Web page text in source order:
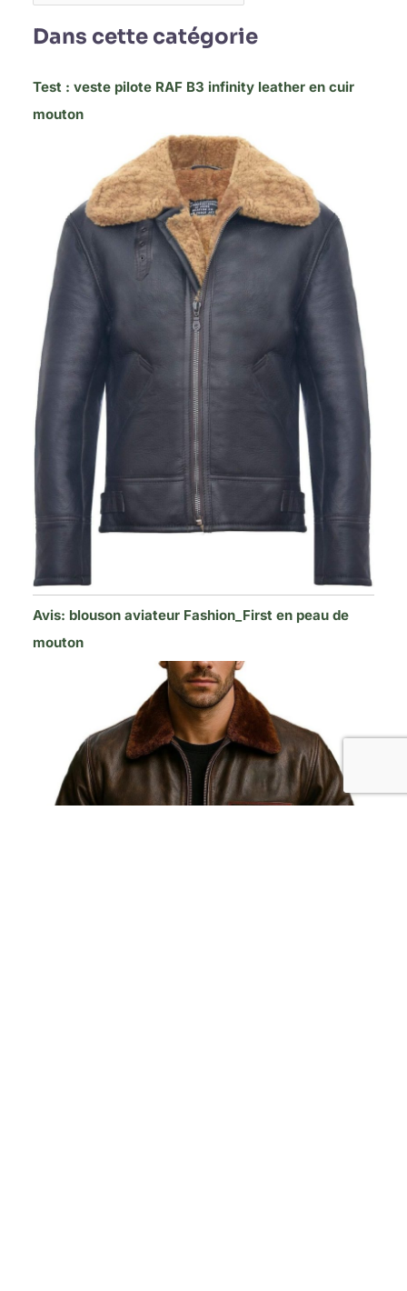
Dans cette catégorie
Test : veste pilote RAF B3 infinity leather en cuir
mouton
Avis: blouson aviateur Fashion_First en peau de
mouton